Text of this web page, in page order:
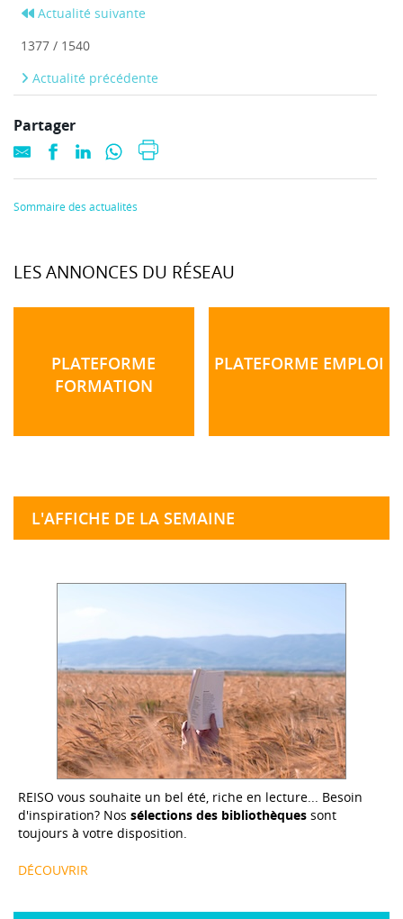
Actualité suivante
1377 / 1540
Actualité précédente
Partager
Sommaire des actualités
LES ANNONCES DU RÉSEAU
PLATEFORME
FORMATION
PLATEFORME EMPLOI
L'AFFICHE DE LA SEMAINE
REISO vous souhaite un bel été, riche en lecture... Besoin
d'inspiration? Nos sélections des bibliothèques sont
toujours à votre disposition.
DÉCOUVRIR